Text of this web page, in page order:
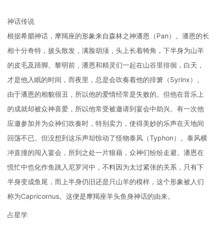
神话传说
根据希腊神话，摩羯座的形象来自森林之神潘恩（Pan）。潘恩的长
相十分奇特，披头散发，满脸胡须，头上长着犄角，下半身为山羊
的皮毛及蹄脚。黎明前，潘恩和精灵们一起在山谷里徘徊，白天，
才是他入眠的时间，而夜里，总是会吹奏着他的排箫（Syrinx）。
由于潘恩的相貌很丑，所以他的爱情经常是失败的。但他在音乐上
的成就却被众神喜爱，所以他常受被邀请到宴会中助兴。有一次他
应邀参加并为众神们吹奏时，特别卖力，使得美妙的乐声在天地间
回荡不已。但没想到这乐声却惊动了怪物泰风（Typhon）。泰风横
冲直撞的闯入宴会，所到之处一片狼藉，众神们纷纷走避。潘恩在
慌忙中也化作鱼跳入尼罗河中，不料因为太过紧张的关系，只有下
半身变成鱼尾，而上半身仍旧还是只山羊的模样，这个形象被人们
称为Capricornus。这便是摩羯座羊头鱼身神话的由来。
占星学